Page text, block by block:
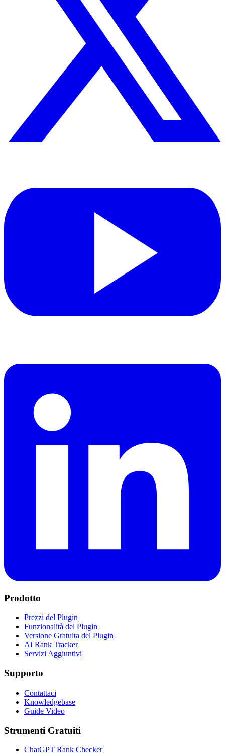
Prodotto
Prezzi del Plugin
Funzionalità del Plugin
Versione Gratuita del Plugin
AI Rank Tracker
Servizi Aggiuntivi
Supporto
Contattaci
Knowledgebase
Guide Video
Strumenti Gratuiti
ChatGPT Rank Checker